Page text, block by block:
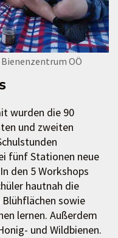
OÖ
wurden die 90
und zweiten
fünf Stationen neue
den 5 Workshops
hautnah die
sowie
lernen. Außerdem
und Wildbienen.